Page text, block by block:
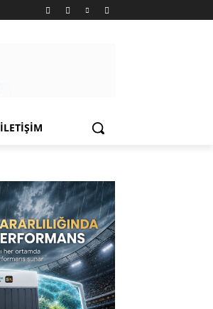
İLETIŞIM